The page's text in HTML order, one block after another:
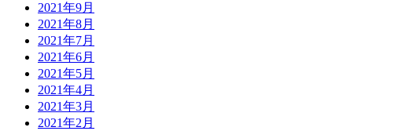
2021年9月
2021年8月
2021年7月
2021年6月
2021年5月
2021年4月
2021年3月
2021年2月